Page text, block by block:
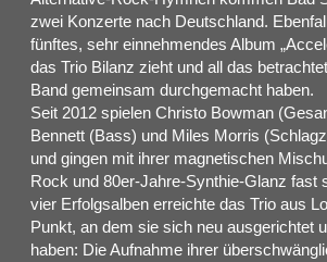
zwei Konzerte nach Deutschland.
fünftes, sehr einnehmendes Album
das Trio Bilanz zieht und all das
Band gemeinsam durchgemacht haben.
Seit 2012 spielen Christo Bowman
Bennett (Bass) und Miles Morris
und gingen mit ihrer magnetischen
Rock und 80er-Jahre-Synthie-Glanz fast
vier Erfolgsalben erreichte das Trio aus
Punkt, an dem sie sich neu ausgerichtet
haben: Die Aufnahme ihrer